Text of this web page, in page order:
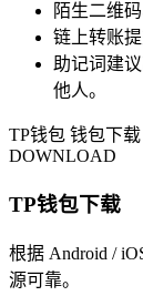
陌生二维
链上转账
助记词建
他人。
TP钱包 钱包下载
DOWNLOAD
TP钱包下载
根据 Android /
源可靠。